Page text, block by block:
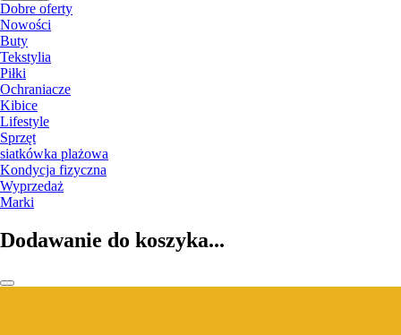
Dobre oferty
Nowości
Buty
Tekstylia
Piłki
Ochraniacze
Kibice
Lifestyle
Sprzęt
siatkówka plażowa
Kondycja fizyczna
Wyprzedaż
Marki
Dodawanie do koszyka...